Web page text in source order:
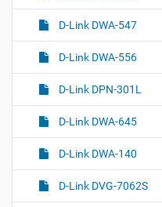
D-Link DWA-547
D-Link DWA-556
D-Link DPN-301L
D-Link DWA-645
D-Link DWA-140
D-Link DVG-7062S